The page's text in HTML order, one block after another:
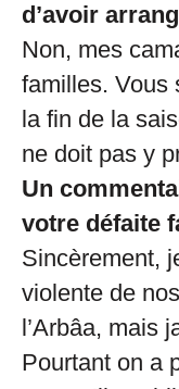
d’avoir
Non, mes
familles. Vous
la fin de la
ne doit pas y
Un
votre défaite
Sincèrement,
violente de
l’Arbâa, mais
Pourtant on a